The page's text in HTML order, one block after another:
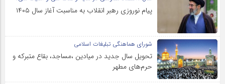
پیام نوروزی رهبر انقلاب به مناسبت آغاز سال ۱۴۰۵
شورای هماهنگی تبلیغات اسلامی
تحویل سال‌ جدید در میادین ،مساجد، بقاع متبرکه‌ و
حرم‌های‌ مطهر